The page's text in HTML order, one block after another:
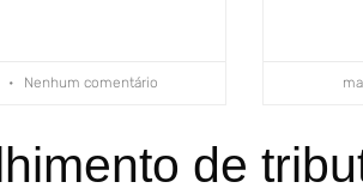
Nenhum comentário
de